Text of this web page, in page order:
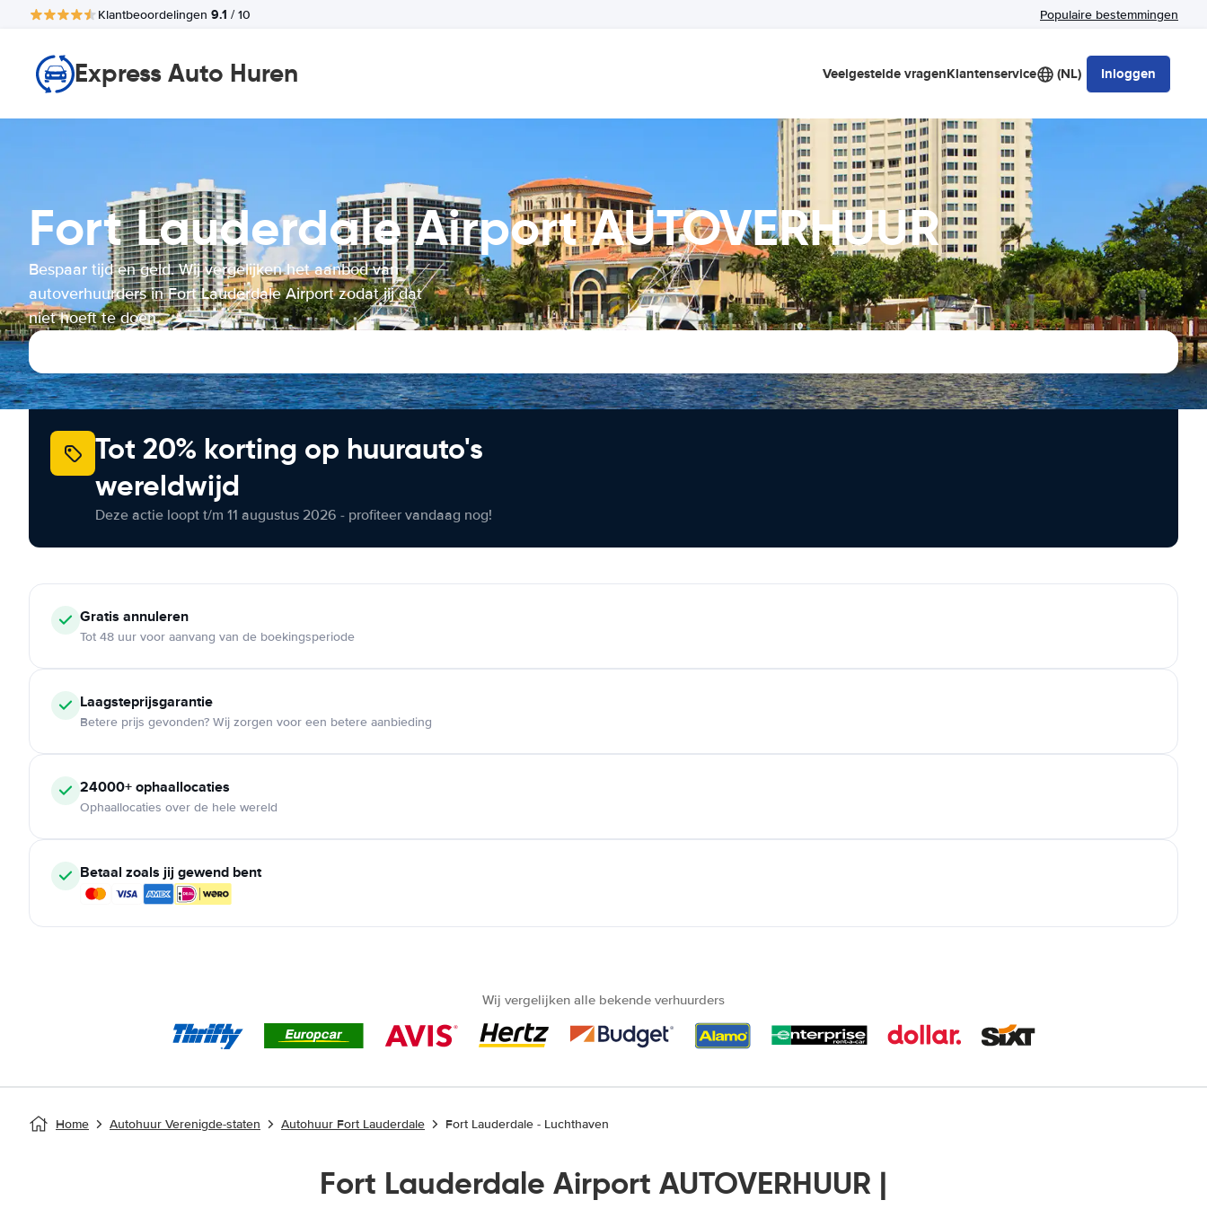
Klantbeoordelingen 9.1 / 10 Populaire bestemmingen
Express Auto Huren Veelgestelde vragenKlantenservice (NL) Inloggen
Fort Lauderdale Airport AUTOVERHUUR
Bespaar tijd en geld. Wij vergelijken het aanbod van
autoverhuurders in Fort Lauderdale Airport zodat jij dat
niet hoeft te doen.
Tot 20% korting op huurauto's
wereldwijd
Deze actie loopt t/m 11 augustus 2026 - profiteer vandaag nog!
Gratis annuleren
Tot 48 uur voor aanvang van de boekingsperiode
Laagsteprijsgarantie
Betere prijs gevonden? Wij zorgen voor een betere aanbieding
24000+ ophaallocaties
Ophaallocaties over de hele wereld
Betaal zoals jij gewend bent
Wij vergelijken alle bekende verhuurders
Home Autohuur Verenigde-staten Autohuur Fort Lauderdale Fort Lauderdale - Luchthaven
Fort Lauderdale Airport AUTOVERHUUR |